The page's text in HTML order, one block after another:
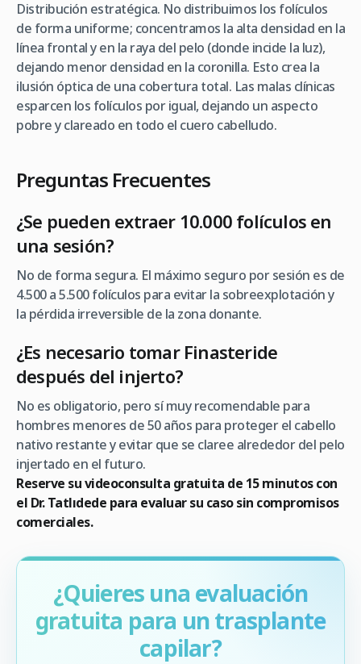
Distribución estratégica. No distribuimos los folículos
de forma uniforme; concentramos la alta densidad en la
línea frontal y en la raya del pelo (donde incide la luz),
dejando menor densidad en la coronilla. Esto crea la
ilusión óptica de una cobertura total. Las malas clínicas
esparcen los folículos por igual, dejando un aspecto
pobre y clareado en todo el cuero cabelludo.
Preguntas Frecuentes
¿Se pueden extraer 10.000 folículos en
una sesión?
No de forma segura. El máximo seguro por sesión es de
4.500 a 5.500 folículos para evitar la sobreexplotación y
la pérdida irreversible de la zona donante.
¿Es necesario tomar Finasteride
después del injerto?
No es obligatorio, pero sí muy recomendable para
hombres menores de 50 años para proteger el cabello
nativo restante y evitar que se claree alrededor del pelo
injertado en el futuro.
Reserve su videoconsulta gratuita de 15 minutos con
el Dr. Tatlıdede para evaluar su caso sin compromisos
comerciales.
¿Quieres una evaluación
gratuita para un trasplante
capilar?